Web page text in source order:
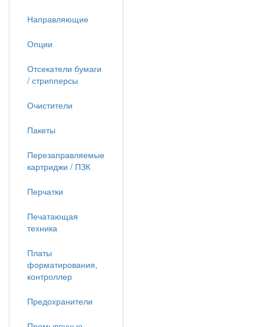
Направляющие
Опции
Отсекатели бумаги
/ стрипперсы
Очистители
Пакеты
Перезаправляемые
картриджи / ПЗК
Перчатки
Печатающая
техника
Платы
форматирования,
контроллер
Предохранители